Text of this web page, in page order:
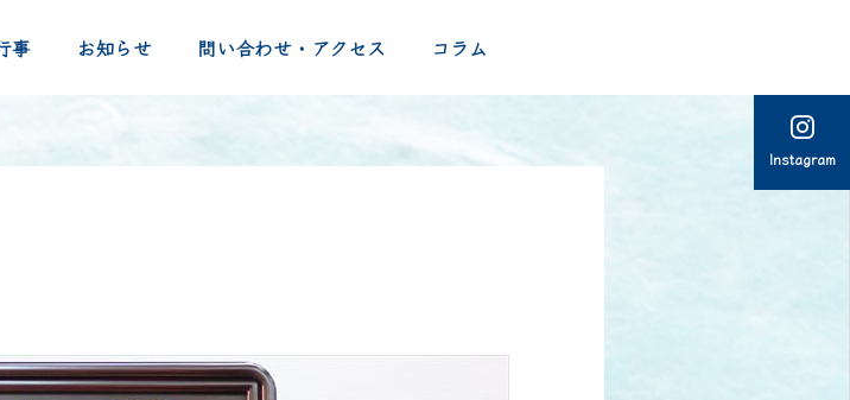
事 お知らせ 問い合わせ・アクセス コラム
Instagram